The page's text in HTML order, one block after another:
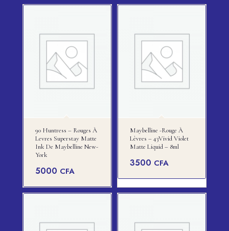
90 Huntress – Rouges À
Levres Superstay Matte
Ink De Maybelline New-
York
5000 CFA
Maybelline -rouge À
Lèvres – 43Vivid Violet
Matte Liquid – 8ml
3500 CFA